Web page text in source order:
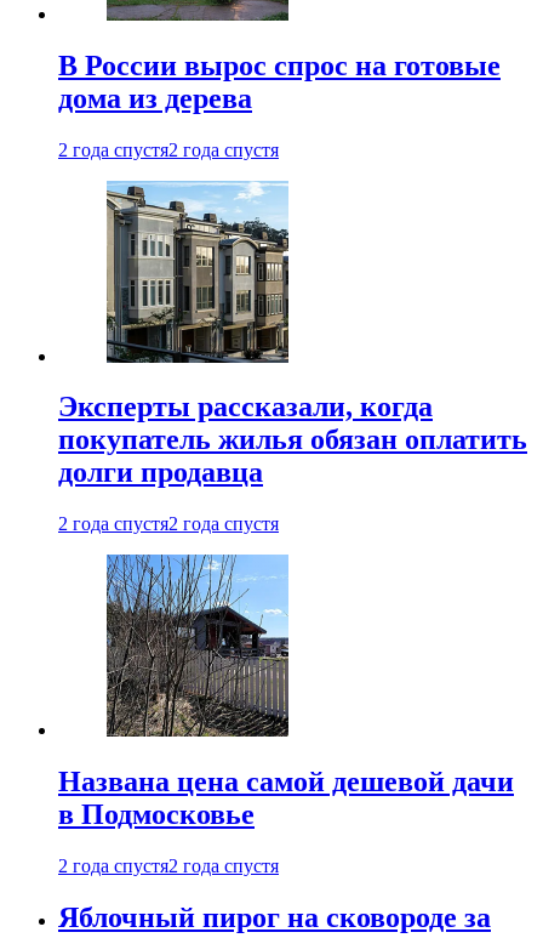
В России вырос спрос на готовые
дома из дерева
2 года спустя2 года спустя
Эксперты рассказали, когда
покупатель жилья обязан оплатить
долги продавца
2 года спустя2 года спустя
Названа цена самой дешевой дачи
в Подмосковье
2 года спустя2 года спустя
Яблочный пирог на сковороде за